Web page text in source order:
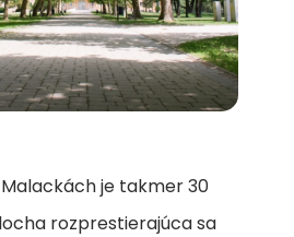
je takmer 30
rozprestierajúca sa